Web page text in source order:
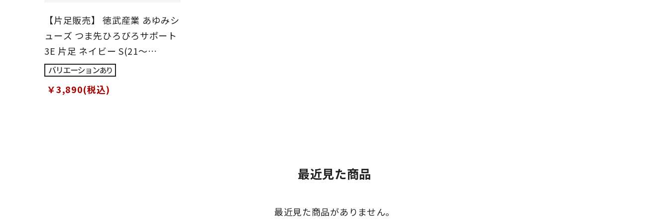
【片足販売】 徳武産業 あゆみシ
ューズ つま先ひろびろサポート
3E 片足 ネイビー S(21～
21.5cm)
￥3,890(税込)
最近見た商品
最近見た商品がありません。